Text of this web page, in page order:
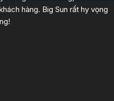
hàng. Big Sun rất hy vọng